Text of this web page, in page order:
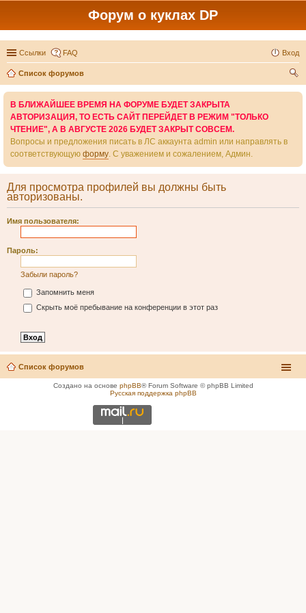
Форум о куклах DP
Ссылки FAQ Вход
Список форумов
В БЛИЖАЙШЕЕ ВРЕМЯ НА ФОРУМЕ БУДЕТ ЗАКРЫТА
АВТОРИЗАЦИЯ, ТО ЕСТЬ САЙТ ПЕРЕЙДЕТ В РЕЖИМ "ТОЛЬКО
ЧТЕНИЕ", А В АВГУСТЕ 2026 БУДЕТ ЗАКРЫТ СОВСЕМ.
Вопросы и предложения писать в ЛС аккаунта admin или направлять в
соответствующую форму. С уважением и сожалением, Админ.
Для просмотра профилей вы должны быть
авторизованы.
Имя пользователя:
Пароль:
Забыли пароль?
Запомнить меня
Скрыть моё пребывание на конференции в этот раз
Список форумов
Создано на основе phpBB® Forum Software © phpBB Limited
Русская поддержка phpBB